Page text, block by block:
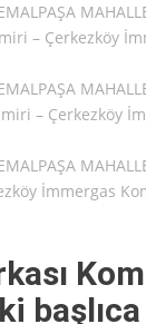
– Çerkezköy
– Çerkezköy
İmmergas
başlıca